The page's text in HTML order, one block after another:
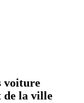
voiture
de la ville